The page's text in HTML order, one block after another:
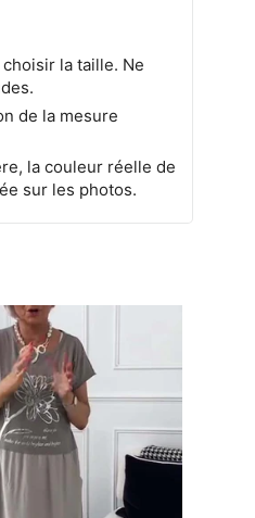
la taille. Ne
de la mesure
la couleur réelle de
sur les photos.